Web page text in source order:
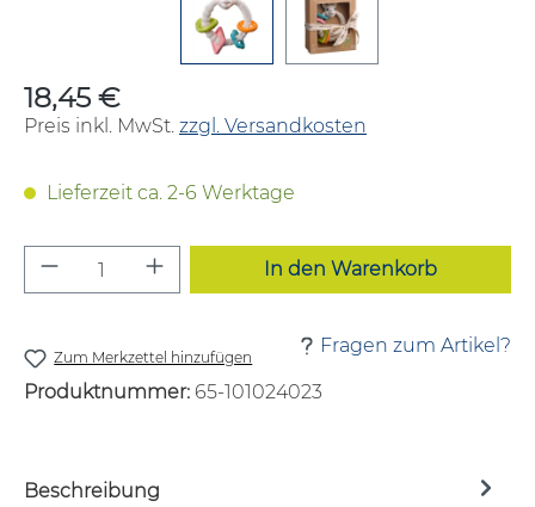
Regulärer Preis:
18,45 €
Preis inkl. MwSt. zzgl. Versandkosten
Lieferzeit ca. 2-6 Werktage
Produkt Anzahl: Gib den
In den Warenkorb
Zum Merkzettel hinzufügen
Fragen zum Artikel?
Produktnummer: 65-101024023
Beschreibung